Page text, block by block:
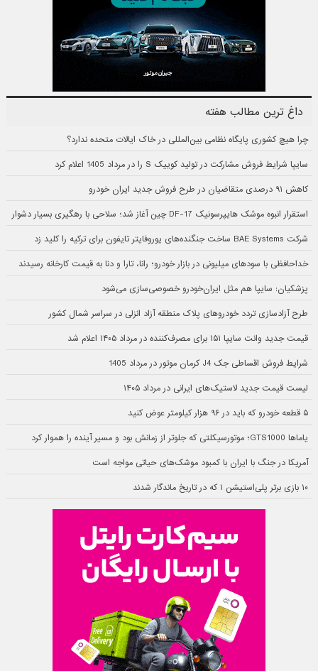
داغ ترین مطالب هفته
چرا هیچ کشوری پایگاه نظامی بین‌المللی در خاک ایالات متحده ندارد؟
سایپا شرایط فروش مشارکت در تولید کوییک S را در مرداد 1405 اعلام کرد
کاهش ۹۱ درصدی متقاضیان در طرح فروش جدید ایران خودرو
استقرار انبوه موشک هایپرسونیک DF-17 چین آغاز شد؛ سلاحی با رهگیری بسیار دشوار
شرکت BAE Systems ساخت جنگنده‌های یوروفایتر تایفون برای ترکیه را کلید زد
خداحافظی با سودهای میلیونی در بازار خودرو؛ رانا، تارا و دنا به قیمت کارخانه رسیدند
پزشکیان: سایپا هم مثل ایران‌خودرو خصوصی‌سازی می‌شود
طرح آزادسازی تردد خودروهای پلاک منطقه آزاد انزلی در سراسر شمال کشور
قیمت جدید وانت سایپا ۱۵۱ برای مصرف‌کننده در مرداد ۱۴۰۵ اعلام شد
شرایط فروش اقساطی جک J4 کرمان موتور در مرداد 1405
لیست قیمت جدید لاستیک‌های ایرانی در مرداد ۱۴۰۵
۵ قطعه خودرو که باید در ۹۶ هزار کیلومتر عوض کنید
یاماها GTS1000؛ موتورسیکلتی که جلوتر از زمانش بود و مسیر آینده را هموار کرد
آمریکا در جنگ با ایران با کمبود موشک‌های حیاتی مواجه است
۱۰ بازی برتر پلی‌استیشن ۱ که در تاریخ ماندگار شدند